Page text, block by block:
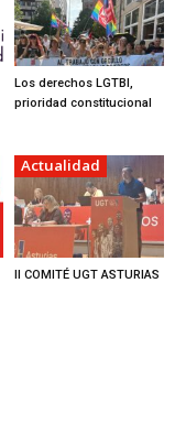
Los derechos LGTBI,
prioridad constitucional
Actualidad
II COMITÉ UGT ASTURIAS